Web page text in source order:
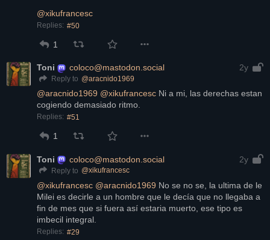
@xikufrancesc
Replies: #50
1
Toni coloco@mastodon.social 2y
Reply to @aracnido1969
@aracnido1969 @xikufrancesc Ni a mi, las derechas estan
cogiendo demasiado ritmo.
Replies: #51
1
Toni coloco@mastodon.social 2y
Reply to @xikufrancesc
@xikufrancesc @aracnido1969 No se no se, la ultima de le
Milei es decirle a un hombre que le decía que no llegaba a
fin de mes que si fuera así estaria muerto, ese tipo es
imbecil integral.
Replies: #29